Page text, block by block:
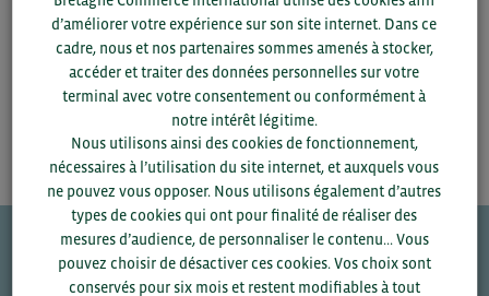
ACCÉDEZ À LA NEWSLETTER – JUIN 2022
Une question ?
d’améliorer votre expérience sur son site internet. Dans ce
cadre, nous et nos partenaires sommes amenés à stocker,
accéder et traiter des données personnelles sur votre
terminal avec votre consentement ou conformément à
notre intérêt légitime.
Nous utilisons ainsi des cookies de fonctionnement,
nécessaires à l’utilisation du site internet, et auxquels vous
ne pouvez vous opposer. Nous utilisons également d’autres
types de cookies qui ont pour finalité de réaliser des
mesures d’audience, de personnaliser le contenu... Vous
pouvez choisir de désactiver ces cookies. Vos choix sont
conservés pour six mois et restent modifiables à tout